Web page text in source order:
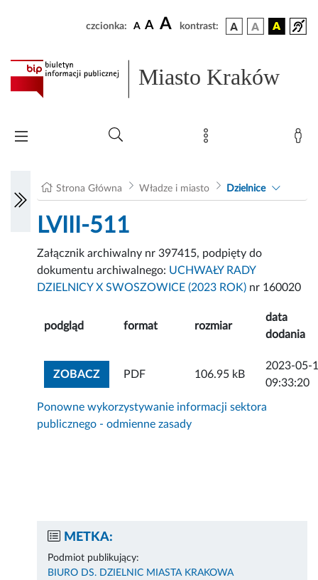
czcionka: A A A kontrast:
Miasto Kraków
Strona Główna Władze i miasto Dzielnice
LVIII-511
Załącznik archiwalny nr 397415, podpięty do
dokumentu archiwalnego: UCHWAŁY RADY
DZIELNICY X SWOSZOWICE (2023 ROK) nr 160020
podgląd format rozmiar
data
dodania
ZOBACZZOBACZ ZAŁĄCZNIK
PDF 106.95 kB
2023-05-
09:33:20
Ponowne wykorzystywanie informacji sektora
publicznego - odmienne zasady
METKA:
Podmiot publikujący:
BIURO DS. DZIELNIC MIASTA KRAKOWA